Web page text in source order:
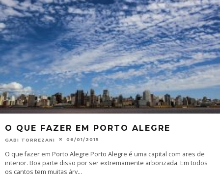
O QUE FAZER EM PORTO ALEGRE
GABI TORREZANI 06/01/2015
O que fazer em Porto Alegre Porto Alegre é uma capital com ares de
interior. Boa parte disso por ser extremamente arborizada. Em todos
os cantos tem muitas árv...